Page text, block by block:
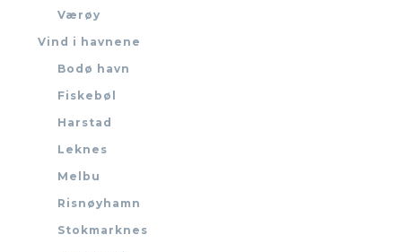
Værøy
Vind i havnene
Bodø havn
Fiskebøl
Harstad
Leknes
Melbu
Risnøyhamn
Stokmarknes